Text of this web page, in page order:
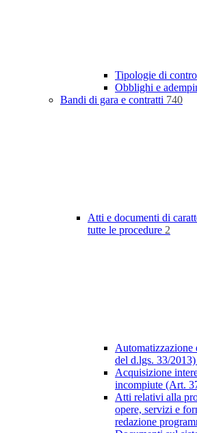
Tipologie di
Obblighi e
Bandi di gara e contratti 740
Atti e documenti di
tutte le procedure 2
Automatizzazione
del d.lgs. 33/2013)
Acquisizione
incompiute (Art.
Atti relativi alla
opere, servizi e
redazione